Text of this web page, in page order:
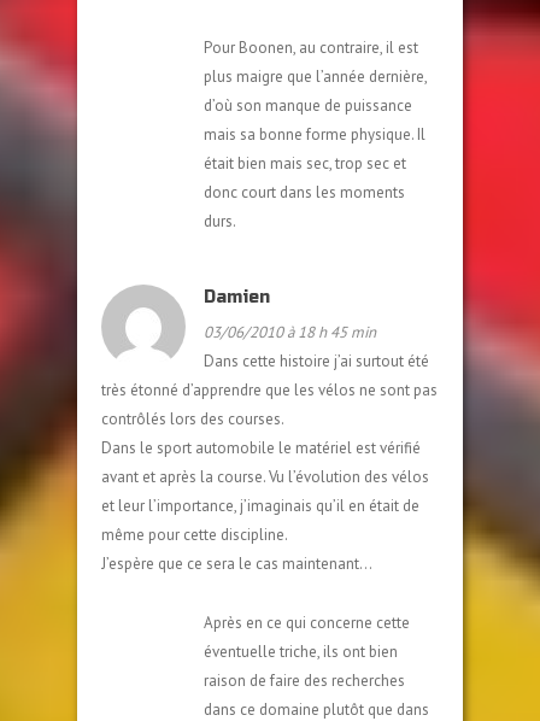
Pour Boonen, au contraire, il est
plus maigre que l’année dernière,
d’où son manque de puissance
mais sa bonne forme physique. Il
était bien mais sec, trop sec et
donc court dans les moments
durs.
Damien
03/06/2010 à 18 h 45 min
Dans cette histoire j’ai surtout été
très étonné d’apprendre que les vélos ne sont pas
contrôlés lors des courses.
Dans le sport automobile le matériel est vérifié
avant et après la course. Vu l’évolution des vélos
et leur l’importance, j’imaginais qu’il en était de
même pour cette discipline.
J’espère que ce sera le cas maintenant…
Après en ce qui concerne cette
éventuelle triche, ils ont bien
raison de faire des recherches
dans ce domaine plutôt que dans